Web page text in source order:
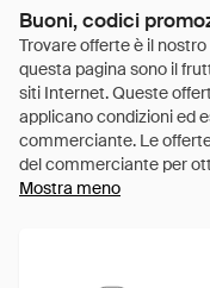
Buoni, codici
Mostra meno